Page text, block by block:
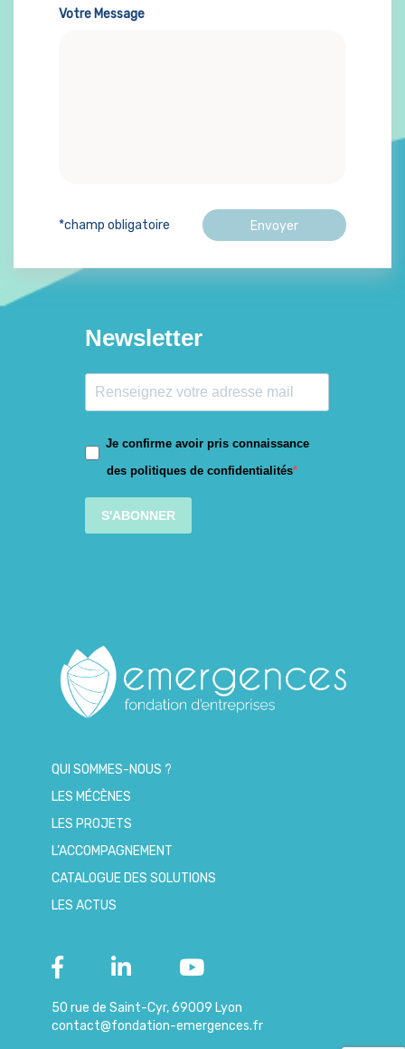
Newsletter
Je confirme avoir pris connaissance
des politiques de confidentialités
S'ABONNER
QUI SOMMES-NOUS ?
LES MÉCÈNES
LES PROJETS
L’ACCOMPAGNEMENT
CATALOGUE DES SOLUTIONS
LES ACTUS
50 rue de Saint-Cyr, 69009 Lyon
contact@fondation-emergences.fr
Votre Message
*champ obligatoire